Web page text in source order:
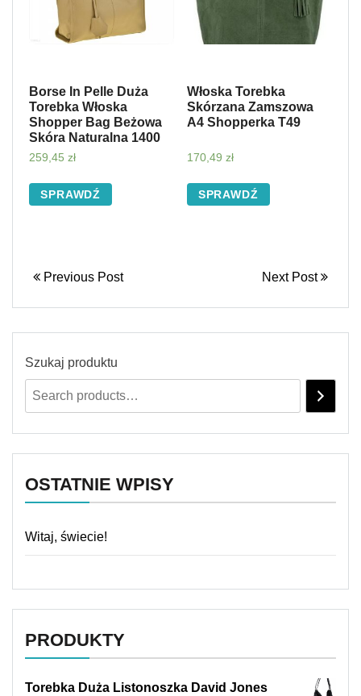
Borse In Pelle Duża
Torebka Włoska
Shopper Bag Beżowa
Skóra Naturalna 1400
259,45 zł
SPRAWDŹ
Włoska Torebka
Skórzana Zamszowa
A4 Shopperka T49
170,49 zł
SPRAWDŹ
Previous Post Next Post
Szukaj produktu
OSTATNIE WPISY
Witaj, świecie!
PRODUKTY
Torebka Duża Listonoszka David Jones